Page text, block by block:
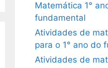
Matemática 1°
fundamental
Atividades de
para o 1° ano do
Atividades de